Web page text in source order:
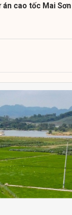
cao tốc Mai Sơn